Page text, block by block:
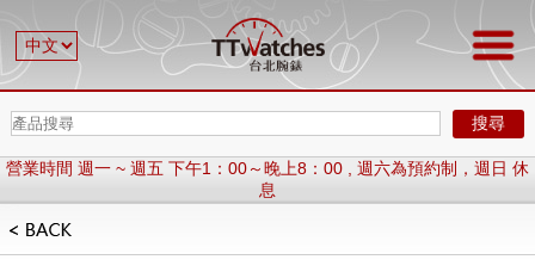
搜尋
營業時間 週一 ~ 週五 下午1：00～晚上8：00 , 週六為預約制，週日 休
息
營業時間 週一 ~ 週五 下午1：00～晚上8：00 , 週六為預約制，週日 休